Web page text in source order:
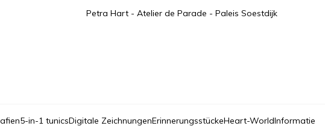
Petra Hart - Atelier de Parade - Paleis Soestdijk
5-in-1 tunicsDigitale ZeichnungenErinnerungsstückeHeart-WorldInformatie